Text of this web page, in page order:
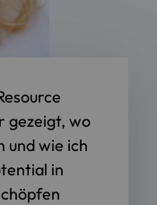
gezeigt, wo
und wie ich
in